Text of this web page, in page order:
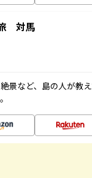
対馬
景など、島の人が教